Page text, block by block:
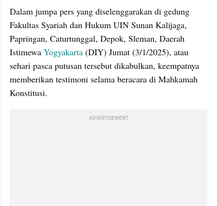
Dalam jumpa pers yang diselenggarakan di gedung
Fakultas Syariah dan Hukum UIN Sunan Kalijaga,
Papringan, Caturtunggal, Depok, Sleman, Daerah
Istimewa Yogyakarta (DIY) Jumat (3/1/2025), atau
sehari pasca putusan tersebut dikabulkan, keempatnya
memberikan testimoni selama beracara di Mahkamah
Konstitusi.
ADVERTISEMENT